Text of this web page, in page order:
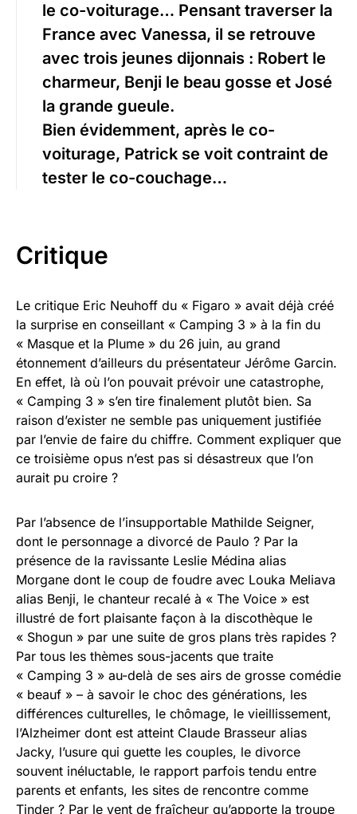
le co-voiturage… Pensant traverser la
France avec Vanessa, il se retrouve
avec trois jeunes dijonnais : Robert le
charmeur, Benji le beau gosse et José
la grande gueule.
Bien évidemment, après le co-
voiturage, Patrick se voit contraint de
tester le co-couchage…
Critique
Le critique Eric Neuhoff du « Figaro » avait déjà créé
la surprise en conseillant « Camping 3 » à la fin du
« Masque et la Plume » du 26 juin, au grand
étonnement d’ailleurs du présentateur Jérôme Garcin.
En effet, là où l’on pouvait prévoir une catastrophe,
« Camping 3 » s’en tire finalement plutôt bien. Sa
raison d’exister ne semble pas uniquement justifiée
par l’envie de faire du chiffre. Comment expliquer que
ce troisième opus n’est pas si désastreux que l’on
aurait pu croire ?
Par l’absence de l’insupportable Mathilde Seigner,
dont le personnage a divorcé de Paulo ? Par la
présence de la ravissante Leslie Médina alias
Morgane dont le coup de foudre avec Louka Meliava
alias Benji, le chanteur recalé à « The Voice » est
illustré de fort plaisante façon à la discothèque le
« Shogun » par une suite de gros plans très rapides ?
Par tous les thèmes sous-jacents que traite
« Camping 3 » au-delà de ses airs de grosse comédie
« beauf » – à savoir le choc des générations, les
différences culturelles, le chômage, le vieillissement,
l’Alzheimer dont est atteint Claude Brasseur alias
Jacky, l’usure qui guette les couples, le divorce
souvent inéluctable, le rapport parfois tendu entre
parents et enfants, les sites de rencontre comme
Tinder ? Par le vent de fraîcheur qu’apporte la troupe